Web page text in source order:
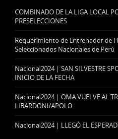
COMBINADO DE LA LIGA LOCAL
PRESELECCIONES
Requerimiento de Entrenador de
Seleccionados Nacionales de Perú
Nacional2024 | SAN SILVESTRE
INICIO DE LA FECHA
Nacional2024 | OMA VUELVE AL
LIBARDONI/APOLO
Nacional2024 | LLEGÓ EL